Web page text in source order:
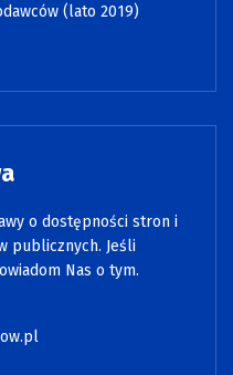
(lato 2019)
o dostępności stron i
publicznych. Jeśli
Nas o tym.